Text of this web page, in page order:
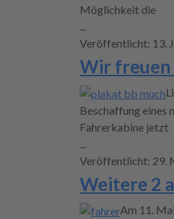
Möglichkeit die
...
Veröffentlicht: 13.
Wir freuen
Beschaffung eines
Fahrerkabine jetzt
...
Veröffentlicht: 29.
Weitere 2
Am 11.